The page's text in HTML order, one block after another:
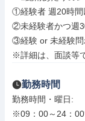
①経験者 週20時間
②未経験者かつ週
③経験 or 未経験問
※詳細は、面談等
勤務時間
勤務時間・曜日:
※09：00～24：